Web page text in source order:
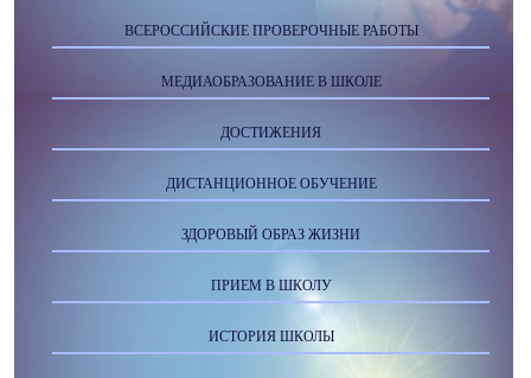
ВСЕРОССИЙСКИЕ ПРОВЕРОЧНЫЕ РАБОТЫ
МЕДИАОБРАЗОВАНИЕ В ШКОЛЕ
ДОСТИЖЕНИЯ
ДИСТАНЦИОННОЕ ОБУЧЕНИЕ
ЗДОРОВЫЙ ОБРАЗ ЖИЗНИ
ПРИЕМ В ШКОЛУ
ИСТОРИЯ ШКОЛЫ